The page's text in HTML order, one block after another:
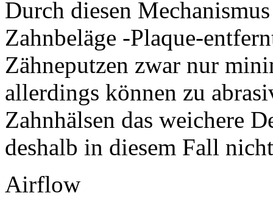
Durch diesen
Zahnbeläge -Plaque-
Zähneputzen zwar nur
allerdings können zu
Zahnhälsen das weichere
deshalb in diesem Fall
Airflow